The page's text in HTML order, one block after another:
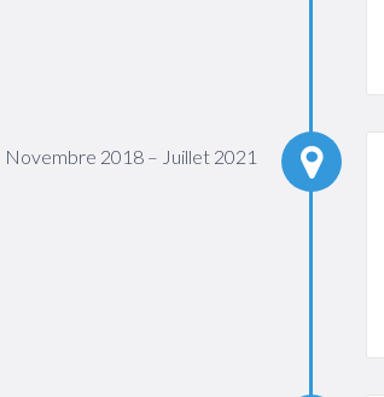
Novembre 2018 – Juillet 2021